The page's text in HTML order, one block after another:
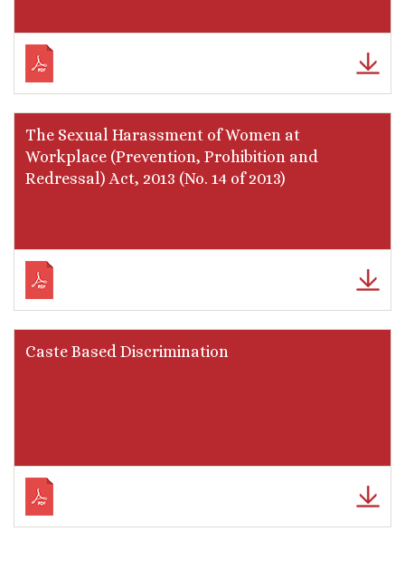
The Sexual Harassment of Women at
Workplace (Prevention, Prohibition and
Redressal) Act, 2013 (No. 14 of 2013)
Caste Based Discrimination